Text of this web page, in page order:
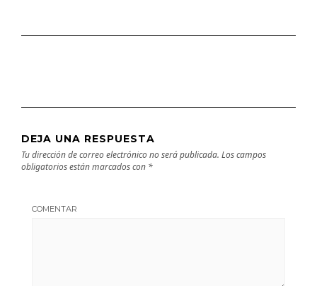
DEJA UNA RESPUESTA
Tu dirección de correo electrónico no será publicada. Los campos
obligatorios están marcados con *
COMENTAR